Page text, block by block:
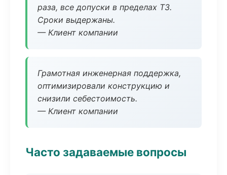
раза, все допуски в пределах ТЗ.
Сроки выдержаны.
— Клиент компании
Грамотная инженерная поддержка,
оптимизировали конструкцию и
снизили себестоимость.
— Клиент компании
Часто задаваемые вопросы